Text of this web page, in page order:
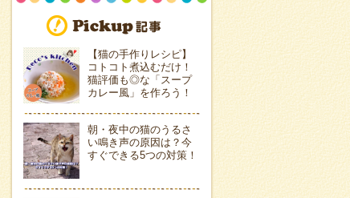
【猫の手作りレシピ】
コトコト煮込むだけ！
猫評価も◎な「スープ
カレー風」を作ろう！
朝・夜中の猫のうるさ
い鳴き声の原因は？今
すぐできる5つの対策！